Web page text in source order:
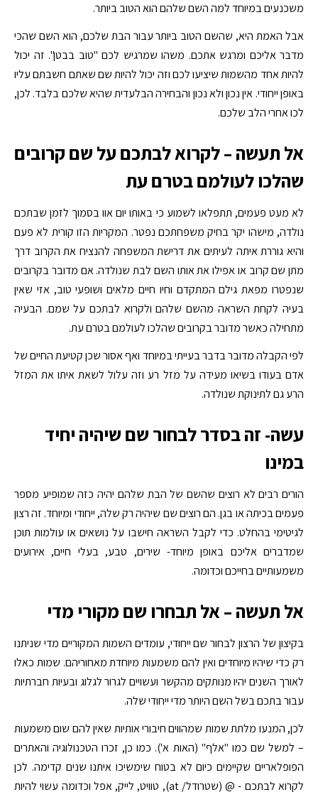
משכנעים במיוחד למה השם שלהם הוא הטוב ביותר.
אבל האמת היא, שהשם הטוב ביותר עבור הבת שלכם, הוא השם שהכי
מדבר אליכם ומרגש אתכם. משהו שמרגיש לכם "טוב בבטן". זה יכול
להיות אחד מהשמות שיציעו לכם וזה יכול להיות שם שאתם חשבתם עליו
באופן ייחודי. אין נכון ולא נכון והבחירה הבלעדית שהיא שלכם בלבד. לכן,
לכו אחרי הלב שלכם.
אל תעשה – לקרוא לבתכם על שם קרובים
שהלכו לעולמם בטרם עת
לא מעט פעמים, תתפלאו לשמוע כי באותו יום אוו בסמוך לזמן שבתכם
נולדה, מישהו יקר בחיק משפחתכם נפטר. המקריות הזו קורית לא פעם
והיא גוררת איתה לעיתים את דרישת המשפחה להנציח את הקרוב דרך
מתן שם קרוב או אפילו את אותו השם לבת שנולדה. אם מדובר בקרובים
שנפטרו מפאת גילם המתקדם וחיו חיים מלאים ושופעי טוב, אזי שאין
בעיה לקחת השראה מהשם שלהם ולקרוא לבתכם על שמם. הבעיה
מתחילה כאשר מדובר בקרובים שהלכו לעולמם בטרם עת.
לפי הקבלה מדובר בדבר בעייתי במיוחד ואף אסור שכן קטיעת החיים של
אדם בעודו בשיאו מעידה על מזל רע וזה עלול לשאת איתו את המזל
הרע גם לתינוקת שנולדה.
עשה- זה בסדר לבחור שם שיהיה יחיד
במינו
הורים רבים לא רוצים שהשם של הבת שלהם יהיה כזה שמופיע מספר
פעמים בכיתה או בגן. הם רוצים שם שיהיה רק שלה, ייחודי ומיוחד. זה רצון
לגיטימי בהחלט. כדי לקבל השראה חישבו על נושאים או עולמות תוכן
שמדברים אליכם באופן מיוחד- שירים, טבע, בעלי חיים, אירועים
משמעותיים בחייכם וכדומה.
אל תעשה – אל תבחרו שם מקורי מדי
בקיצון של הרצון לבחור שם ייחודי, עומדים השמות המקוריים מדי שניתנו
רק כדי שיהיו מיוחדים ואין להם משמעות מיוחדת מאחוריהם. שמות כאלו
לאורך השנים יהיו מנותקים מהקשר ועשויים לגרור לגלוג ובעיות חברתיות
עבור בתכם בשל השם היותר מדי ייחודי שלה.
לכן, המנעו מלתת שמות שמהווים חיבורי אותיות שאין להם שום משמעות
– למשל שם כמו "אלף" (האות א'). כמו כן, זכרו הטכנולוגיה והאתרים
הפופלאריים שקיימים כיום לא בטוח שימשיכו איתנו שנים קדימה. לכן
לקרוא לבתכם - @ (שטרודל/ at), טוויט, לייק, אפל וכדומה עשוי להיות